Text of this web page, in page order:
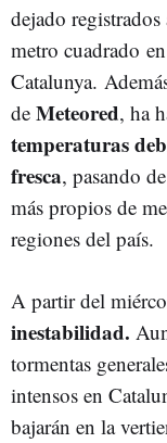
dejado
metro cuadrado
Catalunya.
de Meteored, ha
temperaturas
fresca, pasando
más propios de
regiones del país.
A partir del
inestabilidad.
tormentas
intensos en
bajarán en la